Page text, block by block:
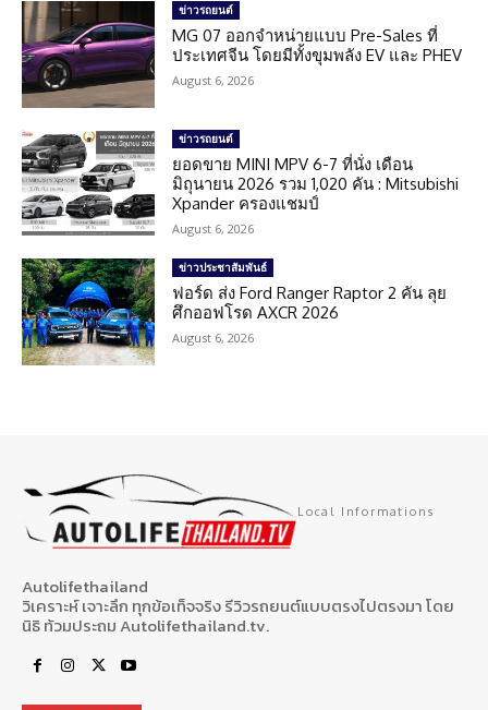
ข่าวรถยนต์
MG 07 ออกจำหน่ายแบบ Pre-Sales ที่
ประเทศจีน โดยมีทั้งขุมพลัง EV และ PHEV
August 6, 2026
ข่าวรถยนต์
ยอดขาย MINI MPV 6-7 ที่นั่ง เดือน
มิถุนายน 2026 รวม 1,020 คัน : Mitsubishi
Xpander ครองแชมป์
August 6, 2026
ข่าวประชาสัมพันธ์
ฟอร์ด ส่ง Ford Ranger Raptor 2 คัน ลุย
ศึกออฟโรด AXCR 2026
August 6, 2026
Local Informations
Autolifethailand
วิเคราะห์ เจาะลึก ทุกข้อเท็จจริง รีวิวรถยนต์แบบตรงไปตรงมา โดย
นิธิ ท้วมประถม Autolifethailand.tv.